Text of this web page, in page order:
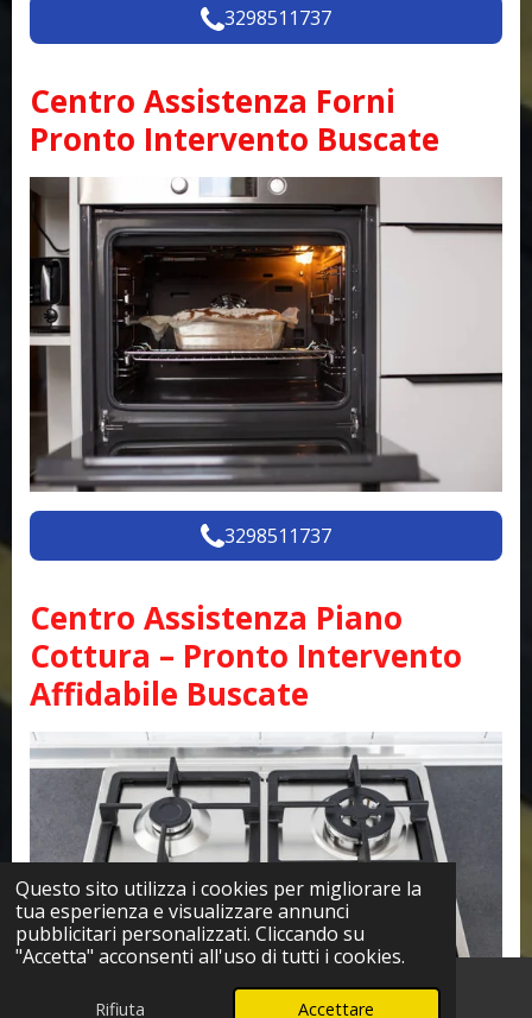
Questo sito utilizza i cookies per migliorare la
tua esperienza e visualizzare annunci
pubblicitari personalizzati. Cliccando su
"Accetta" acconsenti all'uso di tutti i cookies.
Rifiuta Accettare
3298511737
Centro Assistenza Forni
Pronto Intervento Buscate
3298511737
Centro Assistenza Piano
Cottura – Pronto Intervento
Affidabile Buscate